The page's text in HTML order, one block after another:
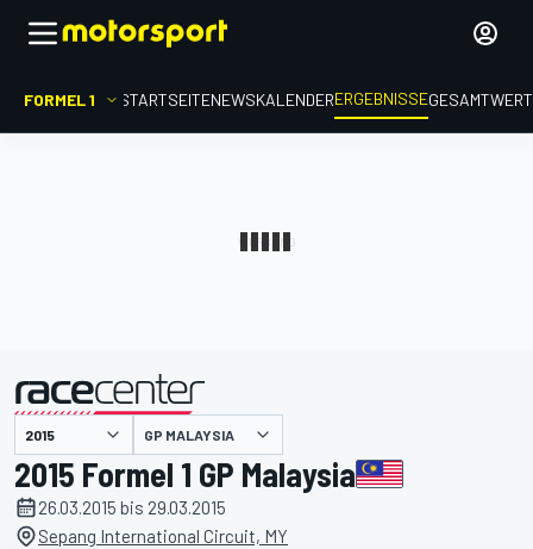
FORMEL 1 STARTSEITENEWSKALENDERERGEBNISSE
GP MALAYSIA
2015 Formel 1 GP Malaysia
26.03.2015 bis 29.03.2015
Sepang International Circuit, MY